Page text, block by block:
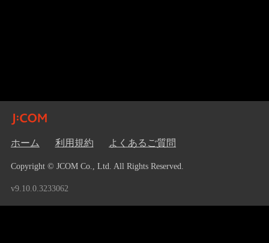
ホーム 利用規約 よくあるご質問
Copyright © JCOM Co., Ltd. All Rights Reserved.
v9.10.0.3233062